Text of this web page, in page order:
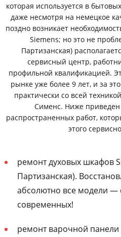
которая используется в
даже несмотря на немецкое
поздно возникает
Siemens; но это не
Партизанская)
сервисный центр,
профильной квалификацией.
рынке уже более 9 лет, и за
практически со всей
Сименс. Ниже
распространенных работ,
этого
ремонт духовых шкафов
Партизанская).
абсолютно все модели —
современных!
ремонт варочной панели